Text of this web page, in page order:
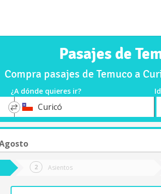
Pasajes de
Compra pasajes de Temuco a
¿A dónde quieres ir?
*
DestinoCuricó
Asientos